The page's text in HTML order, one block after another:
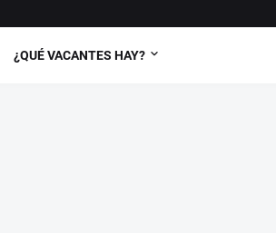
¿QUÉ VACANTES HAY?